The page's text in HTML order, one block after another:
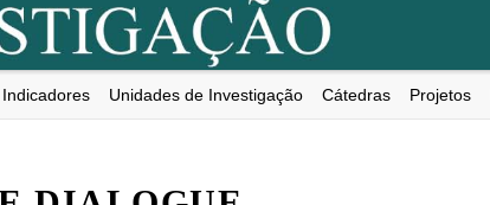
Indicadores Unidades de Investigação Cátedras Projetos